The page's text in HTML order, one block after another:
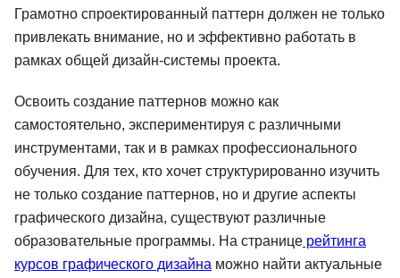
Грамотно спроектированный паттерн должен не только
привлекать внимание, но и эффективно работать в
рамках общей дизайн-системы проекта.
Освоить создание паттернов можно как
самостоятельно, экспериментируя с различными
инструментами, так и в рамках профессионального
обучения. Для тех, кто хочет структурированно изучить
не только создание паттернов, но и другие аспекты
графического дизайна, существуют различные
образовательные программы. На странице рейтинга
курсов графического дизайна можно найти актуальные